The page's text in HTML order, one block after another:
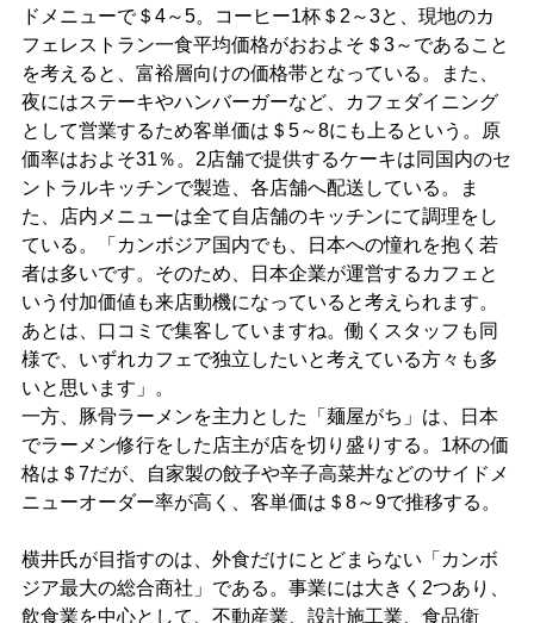
ドメニューで＄4～5。コーヒー1杯＄2～3と、現地のカ
フェレストラン一食平均価格がおおよそ＄3～であること
を考えると、富裕層向けの価格帯となっている。また、
夜にはステーキやハンバーガーなど、カフェダイニング
として営業するため客単価は＄5～8にも上るという。原
価率はおよそ31％。2店舗で提供するケーキは同国内のセ
ントラルキッチンで製造、各店舗へ配送している。ま
た、店内メニューは全て自店舗のキッチンにて調理をし
ている。「カンボジア国内でも、日本への憧れを抱く若
者は多いです。そのため、日本企業が運営するカフェと
いう付加価値も来店動機になっていると考えられます。
あとは、口コミで集客していますね。働くスタッフも同
様で、いずれカフェで独立したいと考えている方々も多
いと思います」。
一方、豚骨ラーメンを主力とした「麺屋がち」は、日本
でラーメン修行をした店主が店を切り盛りする。1杯の価
格は＄7だが、自家製の餃子や辛子高菜丼などのサイドメ
ニューオーダー率が高く、客単価は＄8～9で推移する。
横井氏が目指すのは、外食だけにとどまらない「カンボ
ジア最大の総合商社」である。事業には大きく2つあり、
飲食業を中心として、不動産業、設計施工業、食品衛